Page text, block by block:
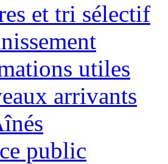
et tri sélectif
utiles
arrivants
public